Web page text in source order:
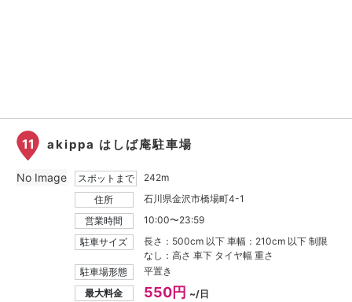
11 akippa はしば庵駐車場
スポットまで
242m
住所
石川県金沢市橋場町4-1
営業時間
10:00〜23:59
駐車サイズ
長さ：500cm 以下 車幅：210cm 以下 制限
なし：高さ 車下 タイヤ幅 重さ
駐車場形態
平置き
最大料金
550円 ~/日
No Image